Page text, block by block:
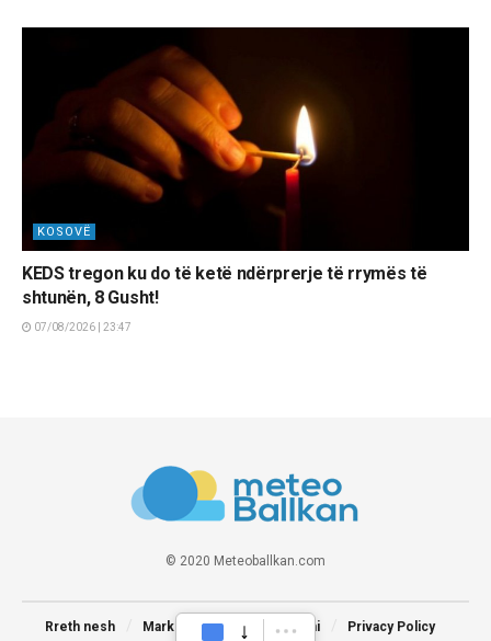
KOSOVË
KEDS tregon ku do të ketë ndërprerje të rrymës të
shtunën, 8 Gusht!
07/08/2026 | 23:47
© 2020 Meteoballkan.com
Rreth nesh Marketing Na kontaktoni Privacy Policy